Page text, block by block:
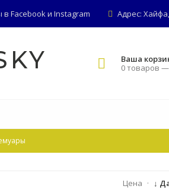
в Facebookи Instagram Адрес:
Ваша
0 товаров —
Цена · ↓